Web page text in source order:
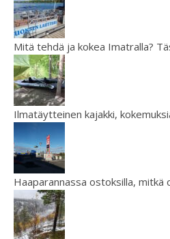
Mitä tehdä ja kokea Imatralla?
Ilmatäytteinen kajakki,
Haaparannassa ostoksilla, mitkä